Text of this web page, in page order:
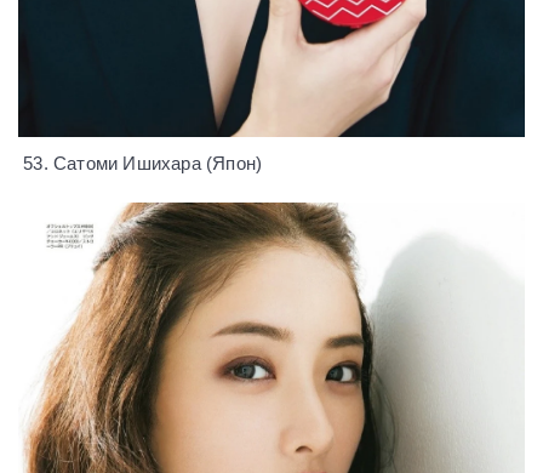
53. Сатоми Ишихара (Япон)